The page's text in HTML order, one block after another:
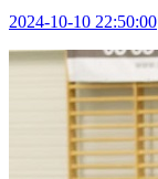
2024-10-10 22:50:00